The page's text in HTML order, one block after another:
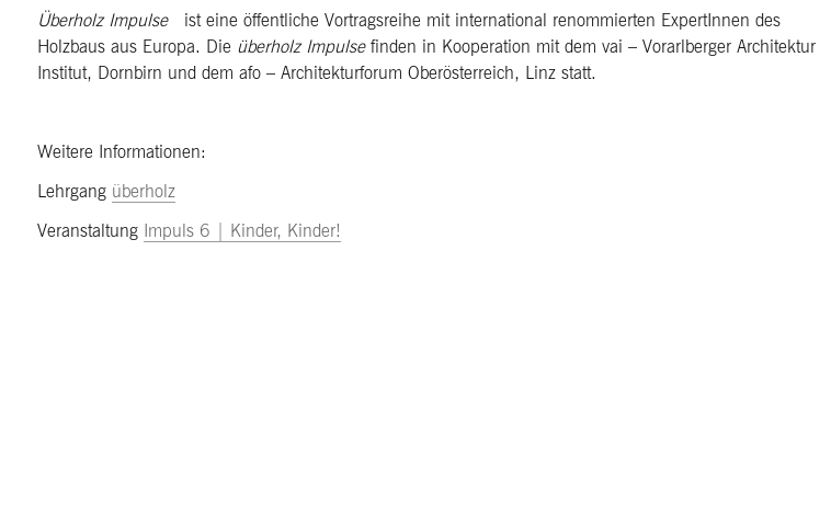
Überholz Impulse ist eine öffentliche Vortragsreihe mit international renommierten ExpertInnen des
Holzbaus aus Europa. Die überholz Impulsefinden in Kooperation mit dem vai – Vorarlberger Architektur
Institut, Dornbirn und dem afo – Architekturforum Oberösterreich, Linz statt.
Weitere Informationen:
Lehrgang überholz
Veranstaltung Impuls 6 | Kinder, Kinder!